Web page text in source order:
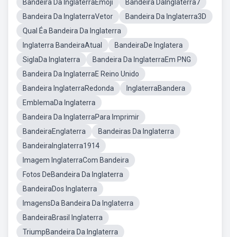
Bandeira Da InglaterraEmoji
Bandeira DaInglaterra7
Bandeira Da InglaterraVetor
Bandeira Da Inglaterra3D
Qual Éa Bandeira Da Inglaterra
Inglaterra BandeiraAtual
BandeiraDe Inglatera
SiglaDa Inglaterra
Bandeira Da InglaterraEm PNG
Bandeira Da InglaterraE Reino Unido
Bandeira InglaterraRedonda
InglaterraBandera
EmblemaDa Inglaterra
Bandeira Da InglaterraPara Imprimir
BandeiraEnglaterra
Bandeiras Da Inglaterra
BandeiraInglaterra1914
Imagem InglaterraCom Bandeira
Fotos DeBandeira Da Inglaterra
BandeiraDos Inglaterra
ImagensDa Bandeira Da Inglaterra
BandeiraBrasil Inglaterra
TriumpBandeira Da Inglaterra